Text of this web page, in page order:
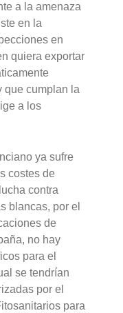
a la amenaza
en la
en
quiera exportar
que cumplan la
a los
ya sufre
costes de
contra
blancas, por el
de
no hay
para el
se tendrían
por el
para